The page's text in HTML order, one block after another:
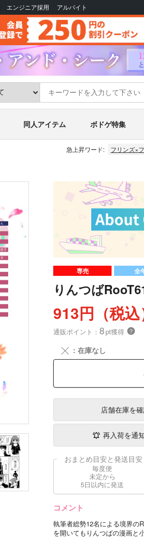
エンジニア採用 アルバイト
同人アイテム ボドゲ特集
急上昇ワード: フリンズ×
専売 全
りんつば
913円（税込
通販ポイント： 8pt獲得 ？
╳ ：在庫なし
店舗在庫を
再入荷を通
おまとめ目安と発送目安
毎度便
未定から
5日以内に発送
コメント
執筆者総勢12名による境界の
を開いてもりんつばの漫画と